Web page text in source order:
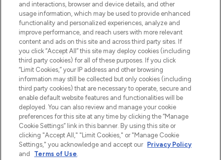
and interactions, browser and device details, and other
usage information, which may be used to provide enhanced
functionality and personalized experiences, analyze and
improve performance, and reach users with more relevant
content and ads on this site and across third party sites. If
you click “Accept All” this site may deploy cookies (including
third party cookies) for all of these purposes. If you click
“Limit Cookies,” your IP address and other browsing
information may still be collected but only cookies (including
third party cookies) that are necessary to operate, secure and
enable default website features and functionalities will be
deployed. You can also review and manage your cookie
preferences for this site at any time by clicking the “Manage
Cookie Settings” link in this banner. By using this site or
clicking "Accept All," "Limit Cookies," or "Manage Cookie
Settings," you acknowledge and accept our Privacy Policy
and
Terms of Use.